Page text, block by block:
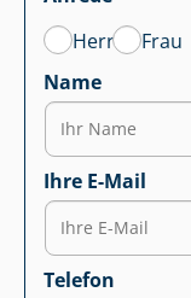
Herr
Frau
Name
Ihre E-Mail
Telefon